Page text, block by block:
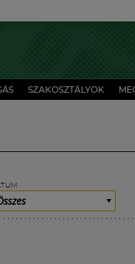
SZAKOSZTÁLYOK